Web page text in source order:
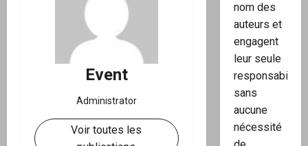
Event
Administrator
Voir toutes les
nom des
auteurs et
engagent
leur seule
responsabilité,
sans
aucune
nécessité